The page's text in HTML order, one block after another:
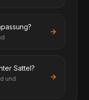
Sattel?
und